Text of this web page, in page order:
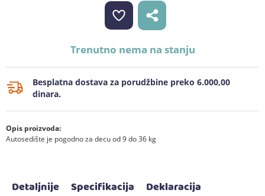
Trenutno nema na stanju
Besplatna dostava za porudžbine preko 6.000,00
dinara.
Opis proizvoda:
Autosedište je pogodno za decu od 9 do 36 kg
Detaljnije Specifikacija Deklaracija